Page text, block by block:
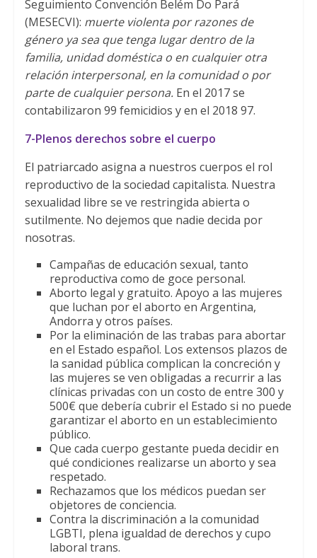
Seguimiento Convención Belém Do Pará
(MESECVI): muerte violenta por razones de
género ya sea que tenga lugar dentro de la
familia, unidad doméstica o en cualquier otra
relación interpersonal, en la comunidad o por
parte de cualquier persona. En el 2017 se
contabilizaron 99 femicidios y en el 2018 97.
7-Plenos derechos sobre el cuerpo
El patriarcado asigna a nuestros cuerpos el rol
reproductivo de la sociedad capitalista. Nuestra
sexualidad libre se ve restringida abierta o
sutilmente. No dejemos que nadie decida por
nosotras.
Campañas de educación sexual, tanto
reproductiva como de goce personal.
Aborto legal y gratuito. Apoyo a las mujeres
que luchan por el aborto en Argentina,
Andorra y otros países.
Por la eliminación de las trabas para abortar
en el Estado español. Los extensos plazos de
la sanidad pública complican la concreción y
las mujeres se ven obligadas a recurrir a las
clínicas privadas con un costo de entre 300 y
500€ que debería cubrir el Estado si no puede
garantizar el aborto en un establecimiento
público.
Que cada cuerpo gestante pueda decidir en
qué condiciones realizarse un aborto y sea
respetado.
Rechazamos que los médicos puedan ser
objetores de conciencia.
Contra la discriminación a la comunidad
LGBTI, plena igualdad de derechos y cupo
laboral trans.